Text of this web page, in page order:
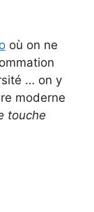
où on ne
… on y
moderne
touche